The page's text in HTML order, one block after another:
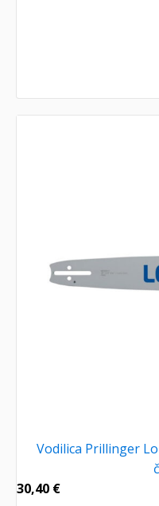
Vodilica Prillinger
30,40 €